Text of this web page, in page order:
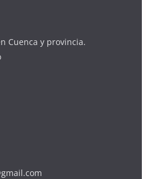
Cuenca y provincia.